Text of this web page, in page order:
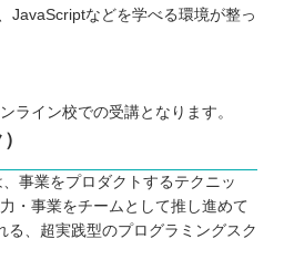
JavaScriptなどを学べる環境が整っ
ライン校での受講となります。
事業をプロダクトするテクニッ
・事業をチームとして推し進めて
る、超実践型のプログラミングスク